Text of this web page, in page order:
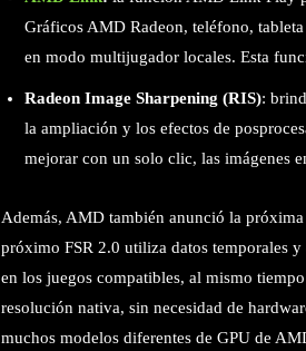
Gráficos AMD Radeon, teléfono,
en modo multijugador locales. Esta
Radeon Image Sharpening (RIS):
la ampliación y los efectos de
mejorar con un solo clic, las imágenes
Además, AMD también anunció la
próximo FSR 2.0 utiliza datos temporales y
en los juegos compatibles, al mismo
resolución nativa, sin necesidad de
muchos modelos diferentes de GPU de